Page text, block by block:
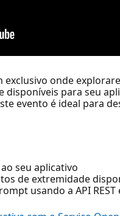
exclusivo onde
para seu
evento é ideal para
seu aplicativo
de extremidade
usando a API